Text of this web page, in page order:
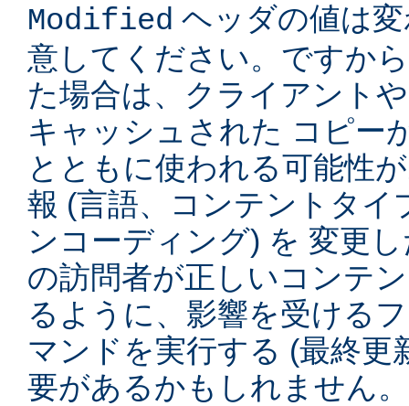
Modified ヘッダの値は
意してください。ですか
た場合は、クライアント
キャッシュされた コピー
とともに使われる可能性
報 (言語、コンテントタイ
ンコーディング) を 変更
の訪問者が正しいコンテ
るように、影響を受ける
マンドを実行する (最終更
要があるかもしれません。